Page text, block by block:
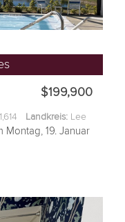
$199,900
1,614 Landkreis: Lee
Montag, 19. Januar